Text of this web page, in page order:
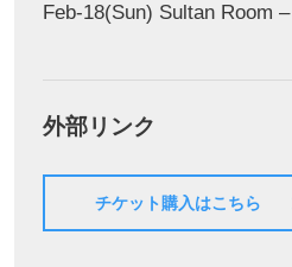
Feb-18(Sun) Sultan Room
外部リンク
チケット購入はこちら